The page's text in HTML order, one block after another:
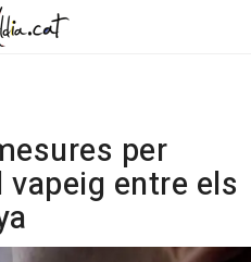
per
entre els